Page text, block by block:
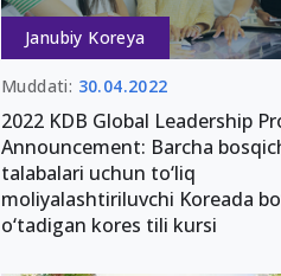
Janubiy Koreya
Muddati: 30.04.2022
2022 KDB Global Leadership
Announcement: Barcha
talabalari uchun to‘liq
moliyalashtiriluvchi Koreada
o‘tadigan kores tili kursi